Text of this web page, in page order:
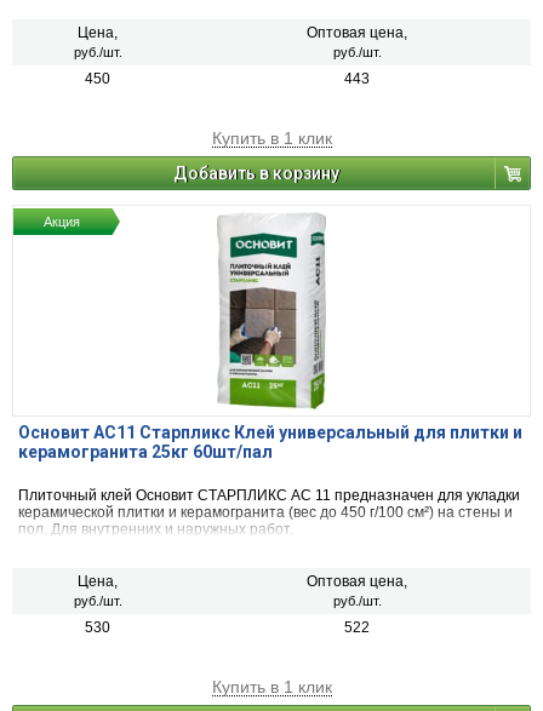
Цена,
руб./шт.
Оптовая цена,
руб./шт.
450 443
Купить в 1 клик
Добавить в корзину
Акция
Основит AC11 Старпликс Клей универсальный для плитки и
керамогранита 25кг 60шт/пал
Плиточный клей Основит СТАРПЛИКС AC 11 предназначен для укладки
керамической плитки и керамогранита (вес до 450 г/100 см²) на стены и
пол. Для внутренних и наружных работ.
Цена,
руб./шт.
Оптовая цена,
руб./шт.
530 522
Купить в 1 клик